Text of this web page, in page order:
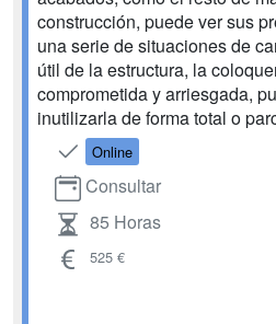
construcción, puede ver sus
una serie de situaciones de
útil de la estructura, la
comprometida y arriesgada,
inutilizarla de forma total o
Online
Consultar
85 Horas
525 €